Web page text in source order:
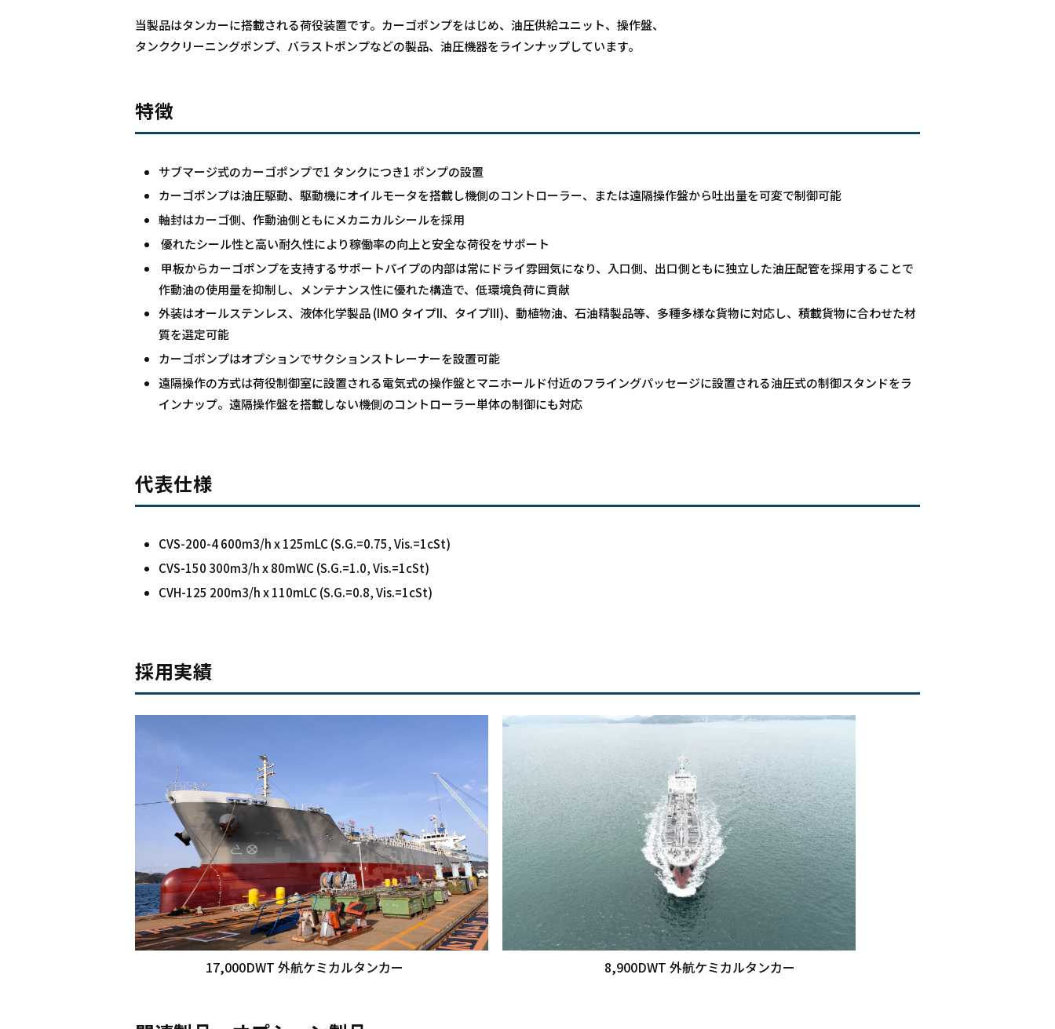
当製品はタンカーに搭載される荷役装置です。カーゴポンプをはじめ、油圧供給ユニット、操作盤、
タンククリーニングポンプ、バラストポンプなどの製品、油圧機器をラインナップしています。
特徴
サブマージ式のカーゴポンプで1 タンクにつき1 ポンプの設置
カーゴポンプは油圧駆動、駆動機にオイルモータを搭載し機側のコントローラー、または遠隔操作盤から吐出量を可変で制御可能
軸封はカーゴ側、作動油側ともにメカニカルシールを採用
優れたシール性と高い耐久性により稼働率の向上と安全な荷役をサポート
甲板からカーゴポンプを支持するサポートパイプの内部は常にドライ雰囲気になり、入口側、出口側ともに独立した油圧配管を採用することで
作動油の使用量を抑制し、メンテナンス性に優れた構造で、低環境負荷に貢献
外装はオールステンレス、液体化学製品 (IMO タイプII、タイプIII)、動植物油、石油精製品等、多種多様な貨物に対応し、積載貨物に合わせた材
質を選定可能
カーゴポンプはオプションでサクションストレーナーを設置可能
遠隔操作の方式は荷役制御室に設置される電気式の操作盤とマニホールド付近のフライングパッセージに設置される油圧式の制御スタンドをラ
インナップ。遠隔操作盤を搭載しない機側のコントローラー単体の制御にも対応
代表仕様
CVS-200-4 600m3/h x 125mLC (S.G.=0.75, Vis.=1cSt)
CVS-150 300m3/h x 80mWC (S.G.=1.0, Vis.=1cSt)
CVH-125 200m3/h x 110mLC (S.G.=0.8, Vis.=1cSt)
採用実績
17,000DWT 外航ケミカルタンカー 8,900DWT 外航ケミカルタンカー